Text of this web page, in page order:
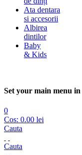
Ata dentara
si accesorii
Albirea
dintilor
Baby
& Kids
Set your main menu in
0
Cos: 0.00 lei
Cauta
Cauta